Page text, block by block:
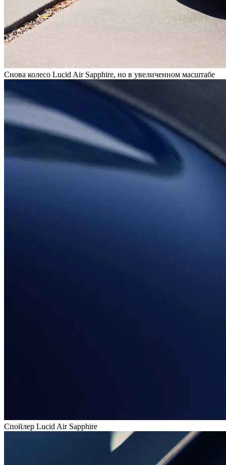
Снова колесо Lucid Air Sapphire, но в увеличенном масштабе
Спойлер Lucid Air Sapphire